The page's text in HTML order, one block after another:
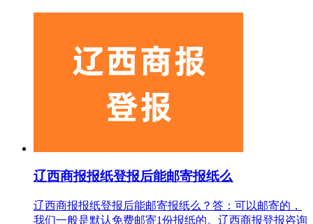
辽西商报报纸登报后能邮寄报纸么
辽西商报报纸登报后能邮寄报纸么？答：可以邮寄的，
我们一般是默认免费邮寄1份报纸的。辽西商报登报咨询